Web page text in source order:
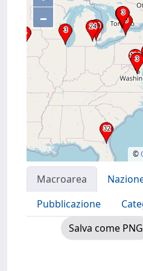
–
©
Macroarea
Pubblicazione
Salva come PNG